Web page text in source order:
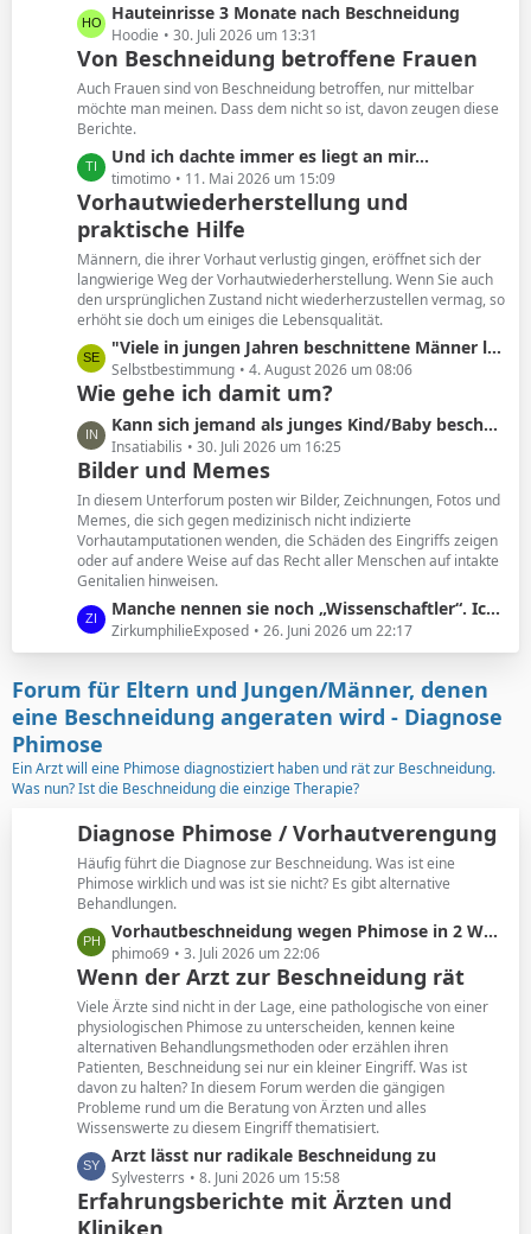
L
e
t
z
t
e
B
e
i
t
r
ä
g
e
Hauteinrisse 3 Monate nach Beschneidung
Hoodie 30. Juli 2026 um 13:31
Von Beschneidung betroffene Frauen
Auch Frauen sind von Beschneidung betroffen, nur mittelbar
möchte man meinen. Dass dem nicht so ist, davon zeugen diese
Berichte.
L
e
t
z
t
e
B
e
i
t
r
ä
g
e
Und ich dachte immer es liegt an mir...
timotimo 11. Mai 2026 um 15:09
Vorhautwiederherstellung und
praktische Hilfe
Männern, die ihrer Vorhaut verlustig gingen, eröffnet sich der
langwierige Weg der Vorhautwiederherstellung. Wenn Sie auch
den ursprünglichen Zustand nicht wiederherzustellen vermag, so
erhöht sie doch um einiges die Lebensqualität.
L
e
t
z
t
e
B
e
i
t
r
ä
g
e
"Viele in jungen Jahren beschnittene Männer leiden unter den Folgen. Und wollen ihre Vorhaut zurück. "
Selbstbestimmung 4. August 2026 um 08:06
Wie gehe ich damit um?
L
e
t
z
t
e
B
e
i
t
ä
g
e
Kann sich jemand als junges Kind/Baby beschnittener noch an seine Vorhaut erinnern?
Insatiabilis 30. Juli 2026 um 16:25
Bilder und Memes
In diesem Unterforum posten wir Bilder, Zeichnungen, Fotos und
Memes, die sich gegen medizinisch nicht indizierte
Vorhautamputationen wenden, die Schäden des Eingriffs zeigen
oder auf andere Weise auf das Recht aller Menschen auf intakte
Genitalien hinweisen.
L
e
t
t
e
B
e
i
t
r
ä
g
e
Manche nennen sie noch „Wissenschaftler“. Ich nenne sie geldgesteuerte Marionetten.
ZirkumphilieExposed 26. Juni 2026 um 22:17
Forum für Eltern und Jungen/Männer, denen
eine Beschneidung angeraten wird - Diagnose
Phimose
Ein Arzt will eine Phimose diagnostiziert haben und rät zur Beschneidung.
Was nun? Ist die Beschneidung die einzige Therapie?
Diagnose Phimose / Vorhautverengung
Häufig führt die Diagnose zur Beschneidung. Was ist eine
Phimose wirklich und was ist sie nicht? Es gibt alternative
Behandlungen.
L
e
t
z
t
e
B
e
i
r
ä
g
Vorhautbeschneidung wegen Phimose in 2 Wochen
phimo69 3. Juli 2026 um 22:06
Wenn der Arzt zur Beschneidung rät
Viele Ärzte sind nicht in der Lage, eine pathologische von einer
physiologischen Phimose zu unterscheiden, kennen keine
alternativen Behandlungsmethoden oder erzählen ihren
Patienten, Beschneidung sei nur ein kleiner Eingriff. Was ist
davon zu halten? In diesem Forum werden die gängigen
Probleme rund um die Beratung von Ärzten und alles
Wissenswerte zu diesem Eingriff thematisiert.
L
e
t
z
Arzt lässt nur radikale Beschneidung zu
Sylvesterrs 8. Juni 2026 um 15:58
Erfahrungsberichte mit Ärzten und
Kliniken